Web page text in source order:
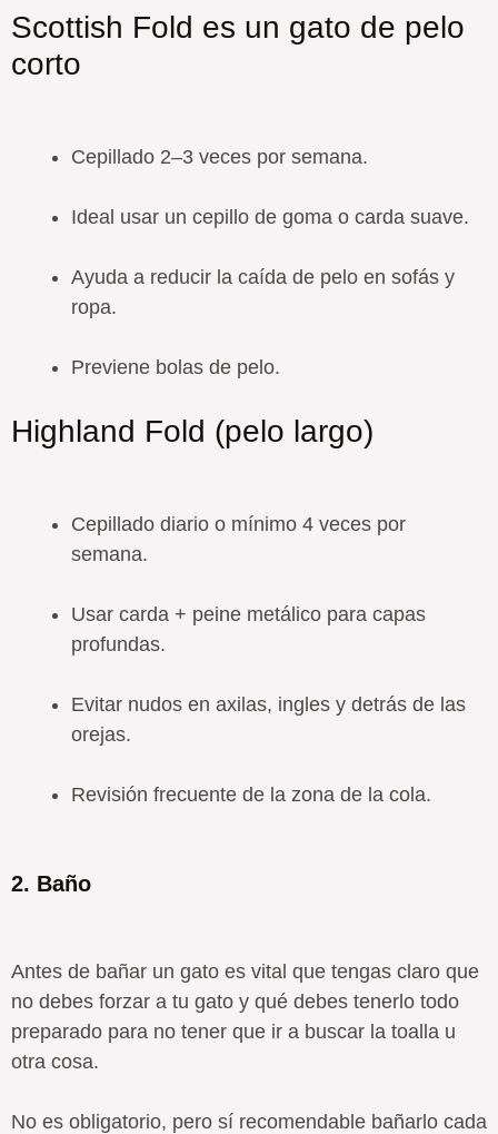
Scottish Fold es un gato de pelo
corto
Cepillado 2–3 veces por semana.
Ideal usar un cepillo de goma o carda suave.
Ayuda a reducir la caída de pelo en sofás y
ropa.
Previene bolas de pelo.
Highland Fold (pelo largo)
Cepillado diario o mínimo 4 veces por
semana.
Usar carda + peine metálico para capas
profundas.
Evitar nudos en axilas, ingles y detrás de las
orejas.
Revisión frecuente de la zona de la cola.
2. Baño
Antes de bañar un gato es vital que tengas claro que
no debes forzar a tu gato y qué debes tenerlo todo
preparado para no tener que ir a buscar la toalla u
otra cosa.
No es obligatorio, pero sí recomendable bañarlo cada